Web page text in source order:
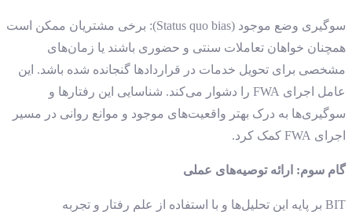
سوگیری وضع موجود (Status quo bias): برخی مشتریان ممکن است
همچنان خواهان تعاملات سنتی و حضوری باشند یا زمان‌های
مشخصی برای تحویل خدمات در قراردادها گنجانده شده باشد. این
عامل اجرای FWA را دشوار می‌کند. شناسایی این رفتارها و
سوگیری‌ها به درک بهتر واقعیت‌های موجود و موانع روانی در مسیر
اجرای FWA کمک کرد.
گام سوم: ارائه توصیه‌های عملی
BIT بر پایه این تحلیل‌ها و با استفاده از علم رفتار و تجربه